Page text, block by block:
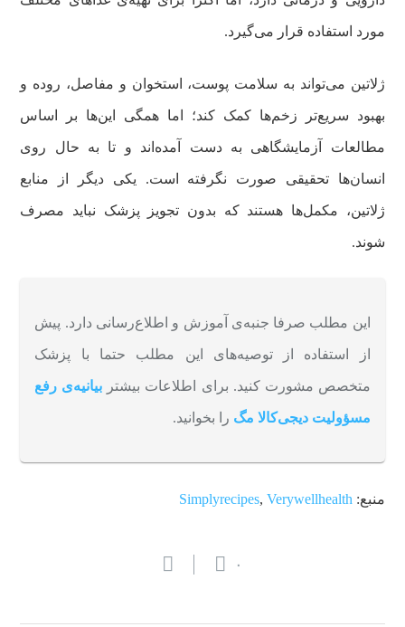
مورد استفاده قرار می‌گیرد.
ژلاتین می‌تواند به سلامت پوست،‌ استخوان و مفاصل، روده و
بهبود سریع‌تر زخم‌ها کمک کند؛ اما همگی این‌ها بر اساس
مطالعات آزمایشگاهی به دست آمده‌اند و تا به حال روی
انسان‌ها تحقیقی صورت نگرفته است. یکی دیگر از منابع
ژلاتین، مکمل‌ها هستند که بدون تجویز پزشک نباید مصرف
شوند.
این مطلب صرفا جنبه‌ی آموزش و اطلاع‌رسانی دارد. پیش
از استفاده از توصیه‌های این مطلب حتما با پزشک
متخصص مشورت کنید. برای اطلاعات بیشتر بیانیه‌ی رفع
مسؤولیت دیجی‌کالا مگ را بخوانید.
منبع: Simplyrecipes, Verywellhealth
۰